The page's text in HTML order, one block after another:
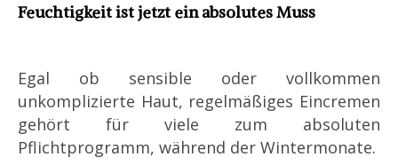
Feuchtigkeit ist jetzt ein absolutes Muss
Egal ob sensible oder vollkommen
unkomplizierte Haut, regelmäßiges Eincremen
gehört für viele zum absoluten
Pflichtprogramm, während der Wintermonate.